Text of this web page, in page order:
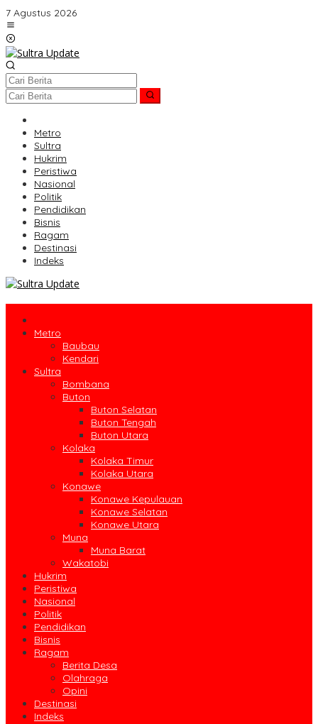
Lewati
ke
konten
7 Agustus 2026
Metro
Sultra
Hukrim
Peristiwa
Nasional
Politik
Pendidikan
Bisnis
Ragam
Destinasi
Indeks
Metro
Baubau
Kendari
Sultra
Bombana
Buton
Buton Selatan
Buton Tengah
Buton Utara
Kolaka
Kolaka Timur
Kolaka Utara
Konawe
Konawe Kepulauan
Konawe Selatan
Konawe Utara
Muna
Muna Barat
Wakatobi
Hukrim
Peristiwa
Nasional
Politik
Pendidikan
Bisnis
Ragam
Berita Desa
Olahraga
Opini
Destinasi
Indeks